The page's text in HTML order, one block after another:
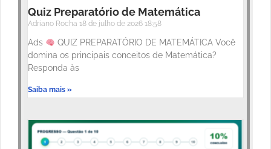
Quiz Preparatório de Matemática
Adriano Rocha 18 de julho de 2026 18:58
Ads
QUIZ PREPARATÓRIO DE MATEMÁTICA Você
domina os principais conceitos de Matemática?
Responda às
Saiba mais »